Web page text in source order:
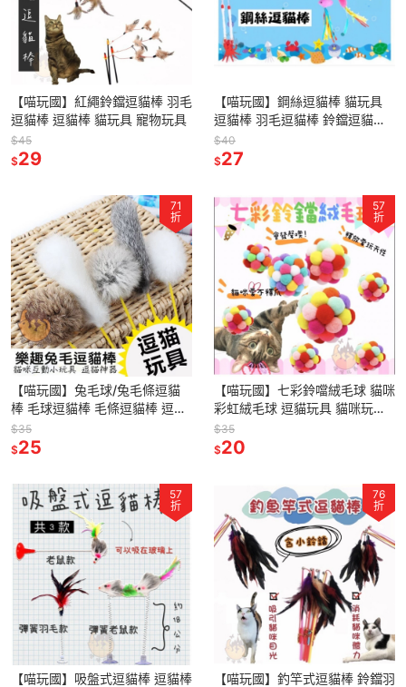
【喵玩國】紅繩鈴鐺逗貓棒 羽毛
逗貓棒 逗貓棒 貓玩具 寵物玩具
$45
$29
【喵玩國】鋼絲逗貓棒 貓玩具
逗貓棒 羽毛逗貓棒 鈴鐺逗貓棒
$40
$27
71
折
【喵玩國】兔毛球/兔毛條逗貓
棒 毛球逗貓棒 毛條逗貓棒 逗貓
棒 貓玩具 寵物玩具
$35
$25
57
折
【喵玩國】七彩鈴噹絨毛球 貓咪
彩虹絨毛球 逗貓玩具 貓咪玩具
逗貓球 貓抓球 絨毛球 彩球球 貓
玩具
$35
$20
57
折
【喵玩國】吸盤式逗貓棒 逗貓棒
76
折
【喵玩國】釣竿式逗貓棒 鈴鐺羽